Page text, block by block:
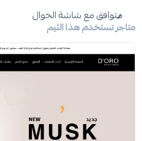
متوافق مع شاشة الجوال
متاجر تستخدم هذا الثيم